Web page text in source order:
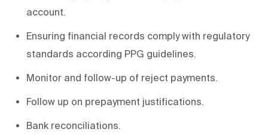
account.
Ensuring financial records comply with regulatory
standards according PPG guidelines.
Monitor and follow-up of reject payments.
Follow up on prepayment justifications.
Bank reconciliations.